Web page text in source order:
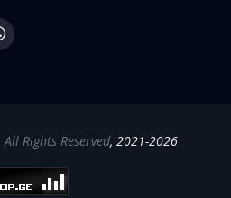
All Rights Reserved, 2021-2026